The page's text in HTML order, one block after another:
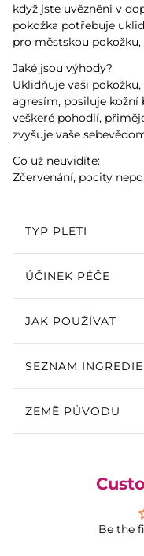
když jste uvězněni v
pokožka potřebuje
pro městskou
Jaké jsou výhody?
Uklidňuje vaši
agresím, posiluje kožní
veškeré pohodlí,
zvyšuje vaše
Co už neuvidíte:
Zčervenání, pocity
TYP PLETI
ÚČINEK PÉČE
JAK POUŽÍVAT
SEZNAM
ZEMĚ PŮVODU
Be the